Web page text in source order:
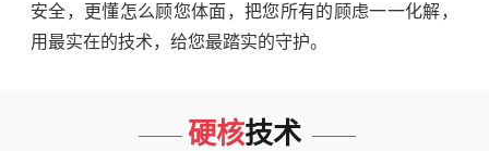
安全，更懂怎么顾您体面，把您所有的顾虑一一化解，
用最实在的技术，给您最踏实的守护。
硬核技术